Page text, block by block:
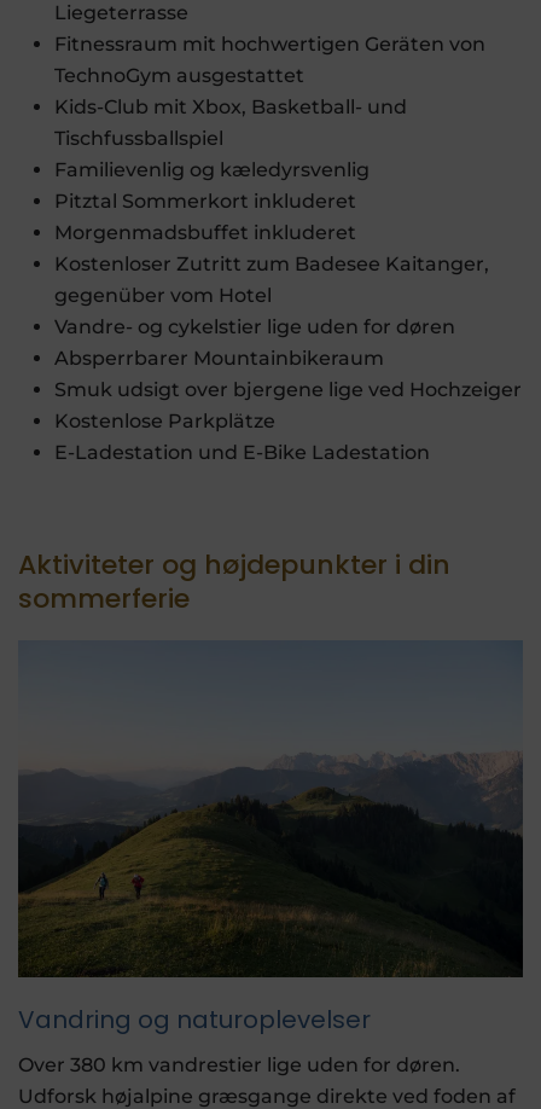
Liegeterrasse
Fitnessraum mit hochwertigen Geräten von
TechnoGym ausgestattet
Kids-Club mit Xbox, Basketball- und
Tischfussballspiel
Familievenlig og kæledyrsvenlig
Pitztal Sommerkort inkluderet
Morgenmadsbuffet inkluderet
Kostenloser Zutritt zum Badesee Kaitanger,
gegenüber vom Hotel
Vandre- og cykelstier lige uden for døren
Absperrbarer Mountainbikeraum
Smuk udsigt over bjergene lige ved Hochzeiger
Kostenlose Parkplätze
E-Ladestation und E-Bike Ladestation
Aktiviteter og højdepunkter i din
sommerferie
Vandring og naturoplevelser
Over 380 km vandrestier lige uden for døren.
Udforsk højalpine græsgange direkte ved foden af ​​